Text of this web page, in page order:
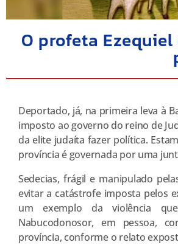
O profeta
Deportado, já, na primeira leva à
imposto ao governo do reino de
da elite judaíta fazer política.
província é governada por uma
Sedecias, frágil e manipulado
evitar a catástrofe imposta pelos
um exemplo da violência
Nabucodonosor, em pessoa,
província, conforme o relato